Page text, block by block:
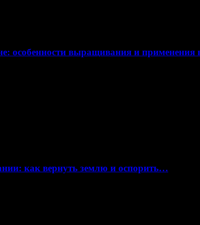
особенности выращивания и
как вернуть землю и оспорить…